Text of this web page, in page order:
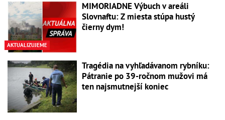
AKTUALIZUJEME
MIMORIADNE Výbuch v areáli
Slovnaftu: Z miesta stúpa hustý
čierny dym!
Tragédia na vyhľadávanom rybníku:
Pátranie po 39-ročnom mužovi má
ten najsmutnejší koniec